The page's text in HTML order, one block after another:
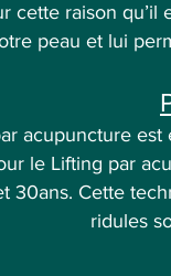
cette raison
peau et lui
acupuncture
le Lifting par
30ans. Cette
ridules